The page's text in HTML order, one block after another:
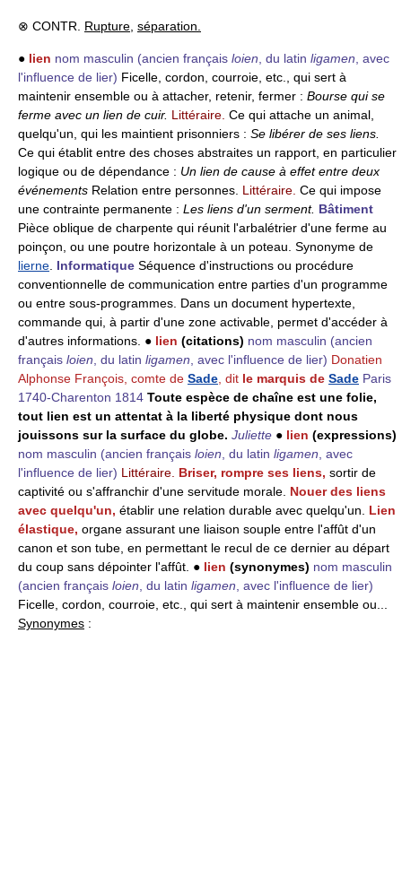
⊗ CONTR. Rupture séparation.
● lien nom masculin (ancien français loien , du latin ligamen , avec
l'influence de lier) Ficelle, cordon, courroie, etc., qui sert à
maintenir ensemble ou à attacher, retenir, fermer : Bourse qui se
ferme avec un lien de cuir. Littéraire. Ce qui attache un animal,
quelqu'un, qui les maintient prisonniers : Se libérer de ses liens.
Ce qui établit entre des choses abstraites un rapport, en particulier
logique ou de dépendance : Un lien de cause à effet entre deux
événements Relation entre personnes. Littéraire. Ce qui impose
une contrainte permanente : Les liens d'un serment. Bâtiment
Pièce oblique de charpente qui réunit l'arbalétrier d'une ferme au
poinçon, ou une poutre horizontale à un poteau. Synonyme de
lierne Informatique Séquence d'instructions ou procédure
conventionnelle de communication entre parties d'un programme
ou entre sous-programmes. Dans un document hypertexte,
commande qui, à partir d'une zone activable, permet d'accéder à
d'autres informations. ● lien (citations) nom masculin (ancien
français loien , du latin ligamen , avec l'influence de lier) Donatien
Alphonse François, comte de Sade , dit le marquis de Sade Paris
1740-Charenton 1814 Toute espèce de chaîne est une folie,
tout lien est un attentat à la liberté physique dont nous
jouissons sur la surface du globe. Juliette ● lien (expressions)
nom masculin (ancien français loien , du latin ligamen , avec
l'influence de lier) Littéraire. Briser, rompre ses liens, sortir de
captivité ou s'affranchir d'une servitude morale. Nouer des liens
avec quelqu'un, établir une relation durable avec quelqu'un. Lien
élastique, organe assurant une liaison souple entre l'affût d'un
canon et son tube, en permettant le recul de ce dernier au départ
du coup sans dépointer l'affût. ● lien (synonymes) nom masculin
(ancien français loien , du latin ligamen , avec l'influence de lier)
Ficelle, cordon, courroie, etc., qui sert à maintenir ensemble ou...
Synonymes :